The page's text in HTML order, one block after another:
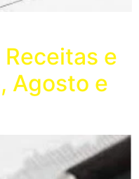
e
Agosto e